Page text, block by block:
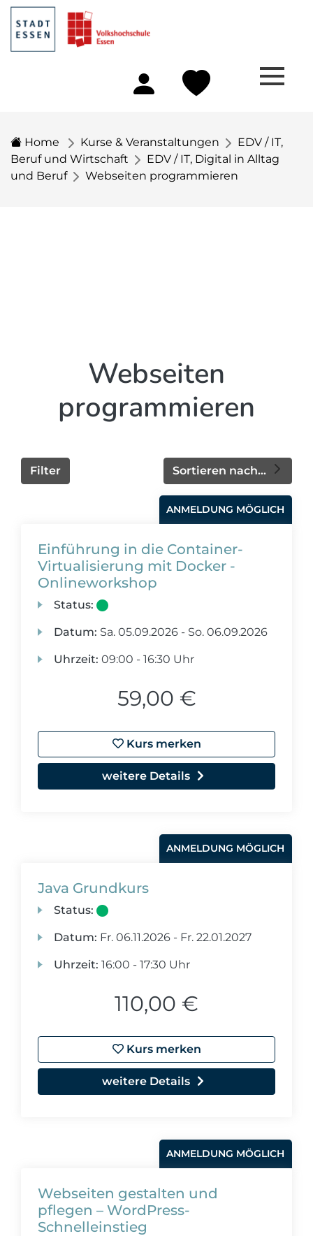
Home Kurse & Veranstaltungen
EDV / IT,
Beruf und Wirtschaft
EDV / IT, Digital in Alltag
und Beruf
Webseiten programmieren
Webseiten
programmieren
Sortieren nach...
Filter
ANMELDUNG MÖGLICH
Einführung in die Container-
Virtualisierung mit Docker -
Onlineworkshop
Status:
Datum: Sa. 05.09.2026 - So. 06.09.2026
Uhrzeit: 09:00 - 16:30 Uhr
59,00 €
Kurs merken
weitere Details
ANMELDUNG MÖGLICH
Java Grundkurs
Status:
Datum: Fr. 06.11.2026 - Fr. 22.01.2027
Uhrzeit: 16:00 - 17:30 Uhr
110,00 €
Kurs merken
weitere Details
ANMELDUNG MÖGLICH
Webseiten gestalten und
pflegen – WordPress-
Schnelleinstieg